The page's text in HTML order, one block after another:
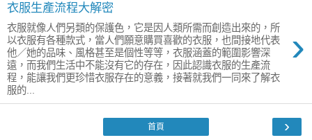
衣服生產流程大解密
›
衣服就像人們另類的保護色，它是因人類所需而創造出來的，所
以衣服有各種款式，當人們願意購買喜歡的衣服，也間接地代表
他／她的品味、風格甚至是個性等等，衣服涵蓋的範圍影響深
遠，而我們生活中不能沒有它的存在，因此認識衣服的生產流
程，能讓我們更珍惜衣服存在的意義，接著就我們一同來了解衣
服的...
›
首頁